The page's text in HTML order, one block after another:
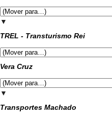
▼
TREL - Transturismo Rei
Vera Cruz
▼
Transportes Machado